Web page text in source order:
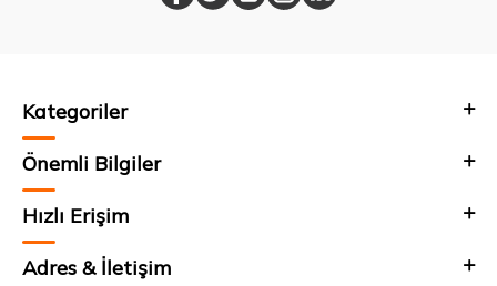
Kategoriler
Önemli Bilgiler
Hızlı Erişim
Adres & İletişim